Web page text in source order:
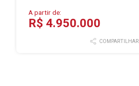
A partir de:
R$ 4.950.000
COMPARTILHAR